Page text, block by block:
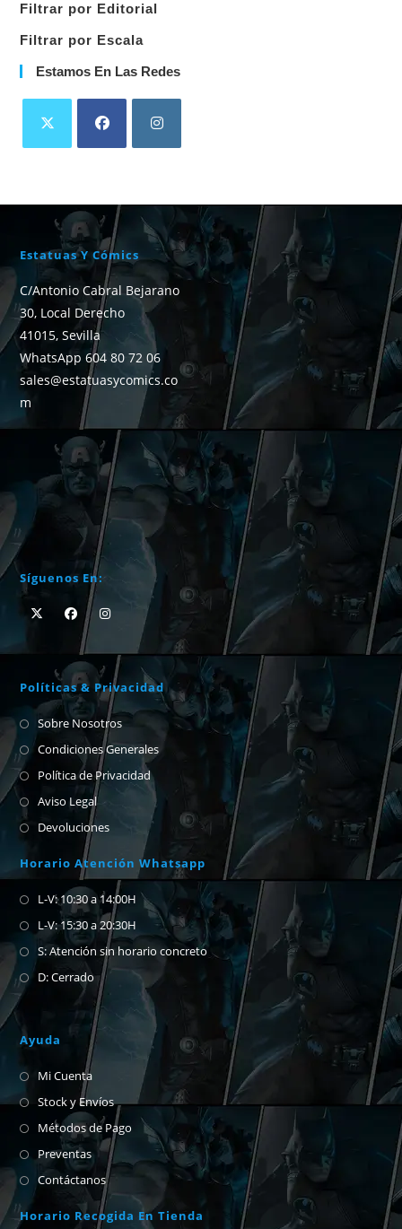
Filtrar por Editorial
Filtrar por Escala
Estamos En Las Redes
Estatuas Y Cómics
C/Antonio Cabral Bejarano
30, Local Derecho
41015, Sevilla
WhatsApp 604 80 72 06
sales@estatuasycomics.co
m
Síguenos En:
Políticas & Privacidad
Sobre Nosotros
Condiciones Generales
Política de Privacidad
Aviso Legal
Devoluciones
Horario Atención Whatsapp
L-V: 10:30 a 14:00H
L-V: 15:30 a 20:30H
S: Atención sin horario concreto
D: Cerrado
Ayuda
Mi Cuenta
Stock y Envíos
Métodos de Pago
Preventas
Contáctanos
Horario Recogida En Tienda